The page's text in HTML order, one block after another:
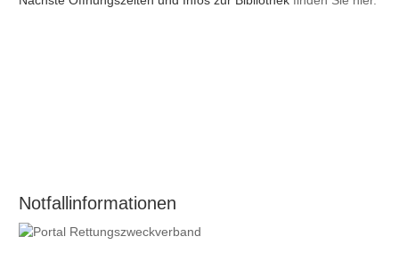
Notfallinformationen